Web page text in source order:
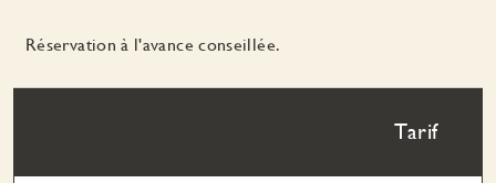
Réservation à l'avance conseillée.
Tarif